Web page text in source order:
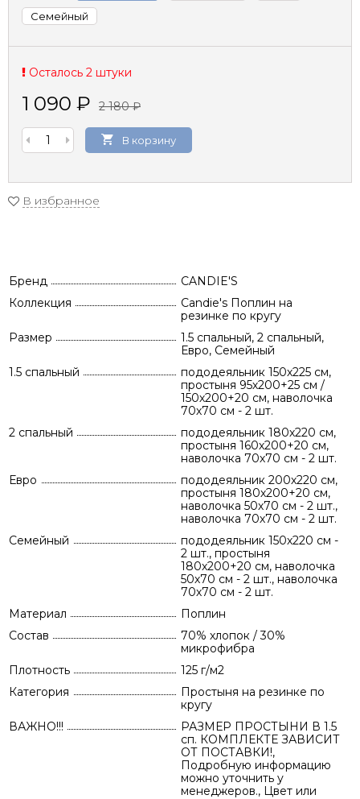
Семейный
Осталось 2 штуки
1 090 ₽ 2 180₽
В корзину
В избранное
Бренд
CANDIE'S
Коллекция
Candie's Поплин на
резинке по кругу
Размер
1.5 спальный, 2 спальный,
Евро, Семейный
1.5 спальный
пододеяльник 150х225 см,
простыня 95х200+25 см /
150х200+20 см, наволочка
70х70 см - 2 шт.
2 спальный
пододеяльник 180х220 см,
простыня 160х200+20 см,
наволочка 70х70 см - 2 шт.
Евро
пододеяльник 200х220 см,
простыня 180х200+20 см,
наволочка 50х70 см - 2 шт.,
наволочка 70х70 см - 2 шт.
Семейный
пододеяльник 150х220 см -
2 шт., простыня
180х200+20 см, наволочка
50х70 см - 2 шт., наволочка
70х70 см - 2 шт.
Материал
Поплин
Состав
70% хлопок / 30%
микрофибра
Плотность
125 г/м2
Категория
Простыня на резинке по
кругу
ВАЖНО!!!
РАЗМЕР ПРОСТЫНИ В 1.5
сп. КОМПЛЕКТЕ ЗАВИСИТ
ОТ ПОСТАВКИ!,
Подробную информацию
можно уточнить у
менеджеров., Цвет или